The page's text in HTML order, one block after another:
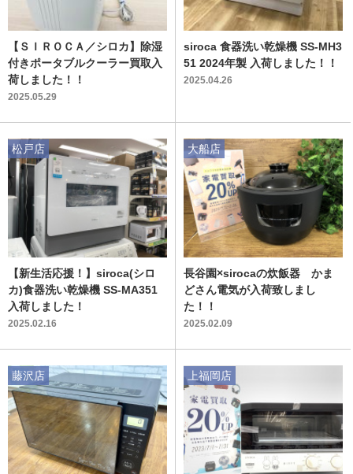
【ＳＩＲＯＣＡ／シロカ】除湿
付きポータブルクーラー買取入
荷しました！！
2025.05.29
siroca 食器洗い乾燥機 SS-MH3
51 2024年製 入荷しました！！
2025.04.26
【新生活応援！】siroca(シロ
カ)食器洗い乾燥機 SS-MA351
入荷しました！
2025.02.16
松戸店
長谷園×sirocaの炊飯器 かま
どさん電気が入荷致しまし
た！！
2025.02.09
大船店
藤沢店 上福岡店